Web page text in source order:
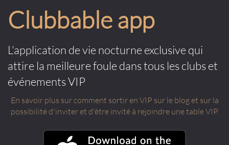
Clubbable app
L'application de vie nocturne exclusive qui
attire la meilleure foule dans tous les clubs et
événements VIP
En savoir plus sur comment sortir en VIP sur le blog et sur la
possibilité d'inviter et d'être invité à rejoindre une table VIP.